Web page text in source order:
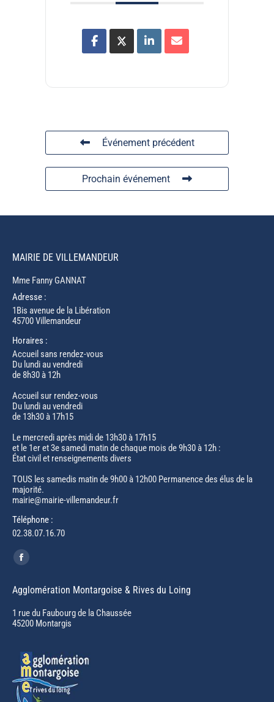
Événement précédent
Prochain événement
MAIRIE DE VILLEMANDEUR
Mme Fanny GANNAT
Adresse :
1Bis avenue de la Libération
45700 Villemandeur
Horaires :
Accueil sans rendez-vous
Du lundi au vendredi
de 8h30 à 12h
Accueil sur rendez-vous
Du lundi au vendredi
de 13h30 à 17h15
Le mercredi après midi de 13h30 à 17h15
et le 1er et 3e samedi matin de chaque mois de 9h30 à 12h :
État civil et renseignements divers
TOUS les samedis matin de 9h00 à 12h00 Permanence des élus de la
majorité.
mairie@mairie-villemandeur.fr
Téléphone :
02.38.07.16.70
Trouvez nous sur :
Facebook
opens
in
new
Agglomération Montargoise & Rives du Loing
1 rue du Faubourg de la Chaussée
45200 Montargis